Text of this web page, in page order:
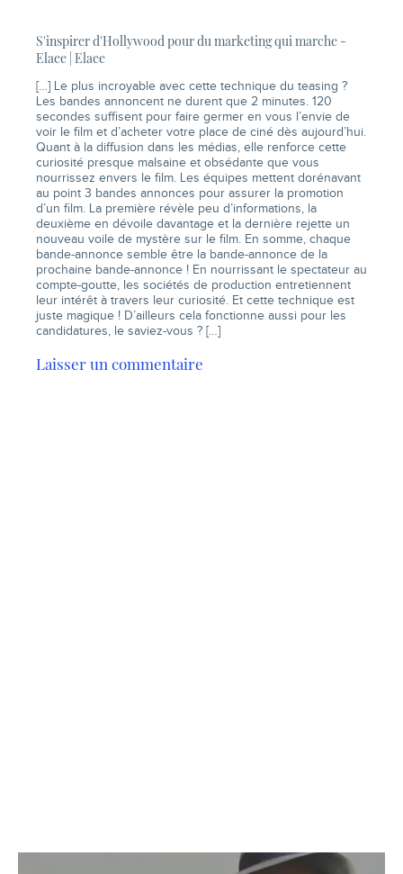
S'inspirer d'Hollywood pour du marketing qui marche -
Elaee | Elaee
[…] Le plus incroyable avec cette technique du teasing ?
Les bandes annoncent ne durent que 2 minutes. 120
secondes suffisent pour faire germer en vous l’envie de
voir le film et d’acheter votre place de ciné dès aujourd’hui.
Quant à la diffusion dans les médias, elle renforce cette
curiosité presque malsaine et obsédante que vous
nourrissez envers le film. Les équipes mettent dorénavant
au point 3 bandes annonces pour assurer la promotion
d’un film. La première révèle peu d’informations, la
deuxième en dévoile davantage et la dernière rejette un
nouveau voile de mystère sur le film. En somme, chaque
bande-annonce semble être la bande-annonce de la
prochaine bande-annonce ! En nourrissant le spectateur au
compte-goutte, les sociétés de production entretiennent
leur intérêt à travers leur curiosité. Et cette technique est
juste magique ! D’ailleurs cela fonctionne aussi pour les
candidatures, le saviez-vous ? […]
Laisser un commentaire